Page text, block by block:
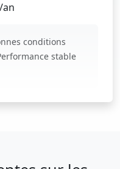
an
conditions
stable